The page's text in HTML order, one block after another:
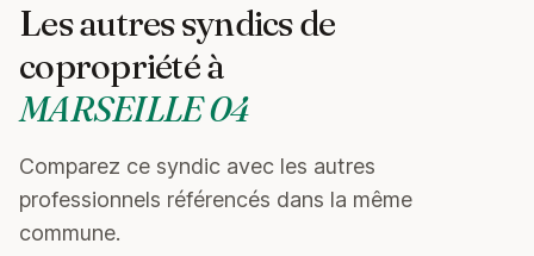
Les autres syndics de
copropriété à
MARSEILLE 04
Comparez ce syndic avec les autres
professionnels référencés dans la même
commune.